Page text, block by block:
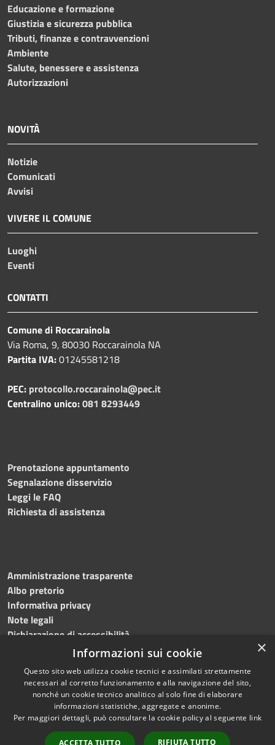
Educazione e formazione
Giustizia e sicurezza pubblica
Tributi, finanze e contravvenzioni
Ambiente
Salute, benessere e assistenza
Autorizzazioni
NOVITÀ
Notizie
Comunicati
Avvisi
VIVERE IL COMUNE
Luoghi
Eventi
CONTATTI
Comune di Roccarainola
Via Roma, 9, 80030 Roccarainola NA
Partita IVA:01245581218
PEC: protocollo.roccarainola@pec.it
Centralino unico:081 8293449
Prenotazione appuntamento
Segnalazione disservizio
Leggi le FAQ
Richiesta di assistenza
Amministrazione trasparente
Albo pretorio
Informativa privacy
Note legali
Dichiarazione di accessibilità
Accessibilità
Privacy
Copyright © 2024, Comune
di Roccarainola
Powered byMunicipium
| Accesso redazione
×
Informazioni sui cookie
Questo sito web utilizza cookie tecnici e assimilati strettamente
necessari al corretto funzionamento e alla navigazione del sito,
nonché un cookie tecnico analitico al solo fine di elaborare
informazioni statistiche, aggregate e anonime.
Per maggiori dettagli, può consultare la cookie policy al seguente link
ACCETTA TUTTO RIFIUTA TUTTO